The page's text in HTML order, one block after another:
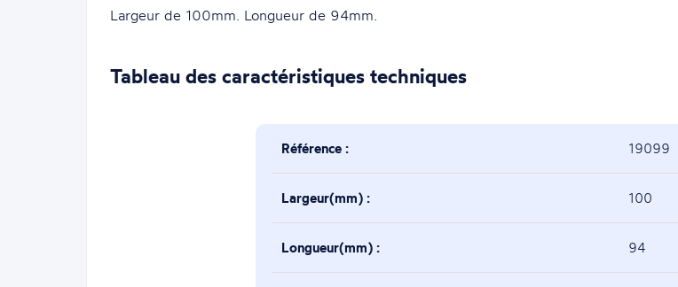
Largeur de 100mm. Longueur de 94mm.
Tableau des caractéristiques techniques
Référence : 19099
Largeur(mm) : 100
Longueur(mm) : 94